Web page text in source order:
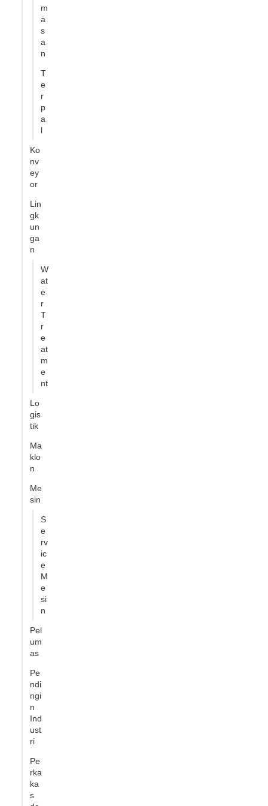
m
a
s
a
n
T
e
r
p
a
l
Ko
nv
ey
or
Lin
gk
un
ga
n
W
at
e
r
T
r
e
at
m
e
nt
Lo
gis
tik
Ma
klo
n
Me
sin
S
e
rv
ic
e
M
e
si
n
Pel
um
as
Pe
ndi
ngi
n
Ind
ust
ri
Pe
rka
ka
s